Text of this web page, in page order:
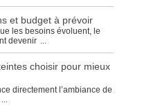
et budget à prévoir
les besoins évoluent, le
devenir ...
choisir pour mieux
directement l’ambiance de
...